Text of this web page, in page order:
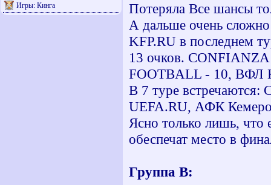
Игры: Кинга
Потеряла Все шансы
А дальше очень
KFP.RU в последнем
13 очков.
FOOTBALL - 10, ВФЛ
В 7 туре
UEFA.RU, АФК
Ясно только лишь,
обеспечат место в
Группа В: